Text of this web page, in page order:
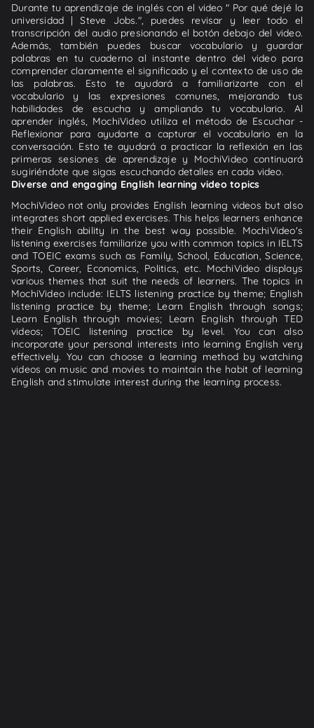
Durante tu aprendizaje de inglés con el video " Por qué dejé la
universidad | Steve Jobs.", puedes revisar y leer todo el
transcripción del audio presionando el botón debajo del video.
Además, también puedes buscar vocabulario y guardar
palabras en tu cuaderno al instante dentro del video para
comprender claramente el significado y el contexto de uso de
las palabras. Esto te ayudará a familiarizarte con el
vocabulario y las expresiones comunes, mejorando tus
habilidades de escucha y ampliando tu vocabulario. Al
aprender inglés, MochiVideo utiliza el método de Escuchar -
Reflexionar para ayudarte a capturar el vocabulario en la
conversación. Esto te ayudará a practicar la reflexión en las
primeras sesiones de aprendizaje y MochiVideo continuará
sugiriéndote que sigas escuchando detalles en cada video.
Diverse and engaging English learning video topics
MochiVideo not only provides English learning videos but also
integrates short applied exercises. This helps learners enhance
their English ability in the best way possible. MochiVideo's
listening exercises familiarize you with common topics in IELTS
and TOEIC exams such as Family, School, Education, Science,
Sports, Career, Economics, Politics, etc. MochiVideo displays
various themes that suit the needs of learners. The topics in
MochiVideo include: IELTS listening practice by theme; English
listening practice by theme; Learn English through songs;
Learn English through movies; Learn English through TED
videos; TOEIC listening practice by level. You can also
incorporate your personal interests into learning English very
effectively. You can choose a learning method by watching
videos on music and movies to maintain the habit of learning
English and stimulate interest during the learning process.